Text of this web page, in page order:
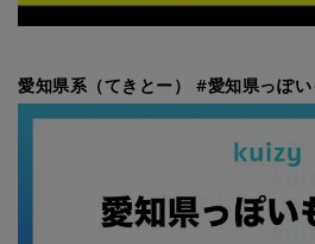
愛知県系（てきとー） #愛知県っぽ